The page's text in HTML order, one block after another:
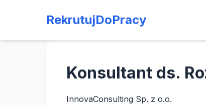
RekrutujDoPracy
Konsultant ds.
InnovaConsulting Sp. z o.o.